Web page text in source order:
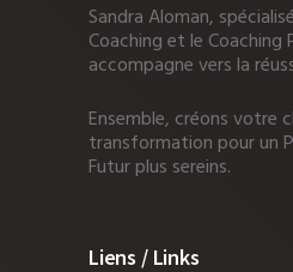
Sandra Aloman,
Coaching et le Coaching
accompagne vers la
Ensemble, créons votre
transformation pour un
Futur plus sereins.
Liens / Links